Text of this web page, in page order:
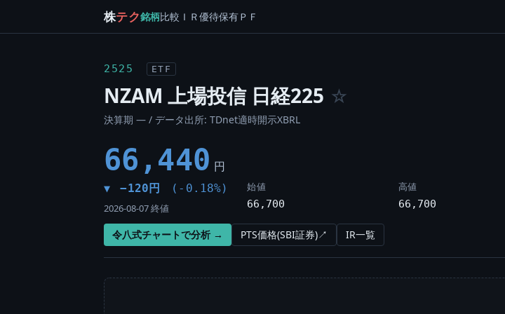
株テク銘柄比較 ＩＲ優待保有ＰＦ
2525 ETF
NZAM 上場投信 日経225 ☆
決算期 — / データ出所: TDnet適時開示XBRL
66,440 円
▼ −120円 (-0.18%)
2026-08-07 終値
始値
66,700
高値
66,700
令八式チャートで分析 → PTS価格(SBI証券)↗ IR一覧